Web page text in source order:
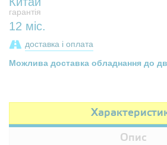
гарантія
12 міс.
доставка і оплата
Можлива доставка обладнання до
Опис